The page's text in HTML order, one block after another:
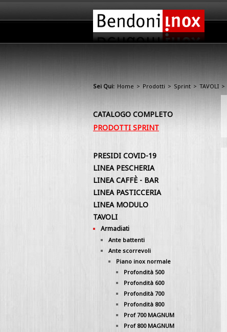
Sei Qui: Home > Prodotti > Sprint > TAVOLI >
CATALOGO COMPLETO
PRODOTTI SPRINT
PRESIDI COVID-19
LINEA PESCHERIA
LINEA CAFFÈ - BAR
LINEA PASTICCERIA
LINEA MODULO
TAVOLI
Armadiati
Ante battenti
Ante scorrevoli
Piano inox normale
Profondità 500
Profondità 600
Profondità 700
Profondità 800
Prof 700 MAGNUM
Prof 800 MAGNUM